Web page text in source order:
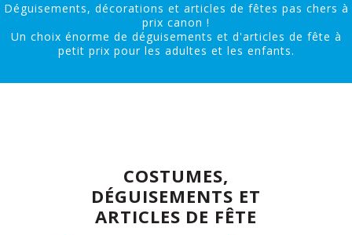
Déguisements, décorations et articles de fêtes pas chers à
prix canon !
Un choix énorme de déguisements et d'articles de fête à
petit prix pour les adultes et les enfants.
COSTUMES,
DÉGUISEMENTS ET
ARTICLES DE FÊTE